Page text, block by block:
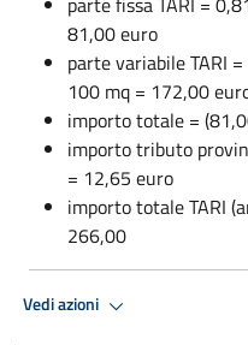
81,00 euro
parte variabile TARI
100 mq = 172,00
importo totale =
importo tributo
= 12,65 euro
importo totale TARI
266,00
Vedi azioni